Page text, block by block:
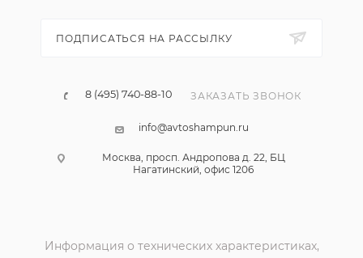
ПОДПИСАТЬСЯ НА РАССЫЛКУ
8 (495) 740-88-10 ЗАКАЗАТЬ ЗВОНОК
info@avtoshampun.ru
Москва, просп. Андропова д. 22, БЦ
Нагатинский, офис 1206
Информация о технических характеристиках,